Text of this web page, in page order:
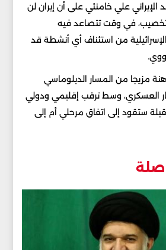
علي خامنئي على أن إيران لن
في وقت تتصاعد فيه
من استئناف أي أنشطة قد
مزيجا من المسار الدبلوماسي
العسكري، وسط ترقب إقليمي ودولي
ستقود إلى اتفاق مرحلي أم إلى
صلة